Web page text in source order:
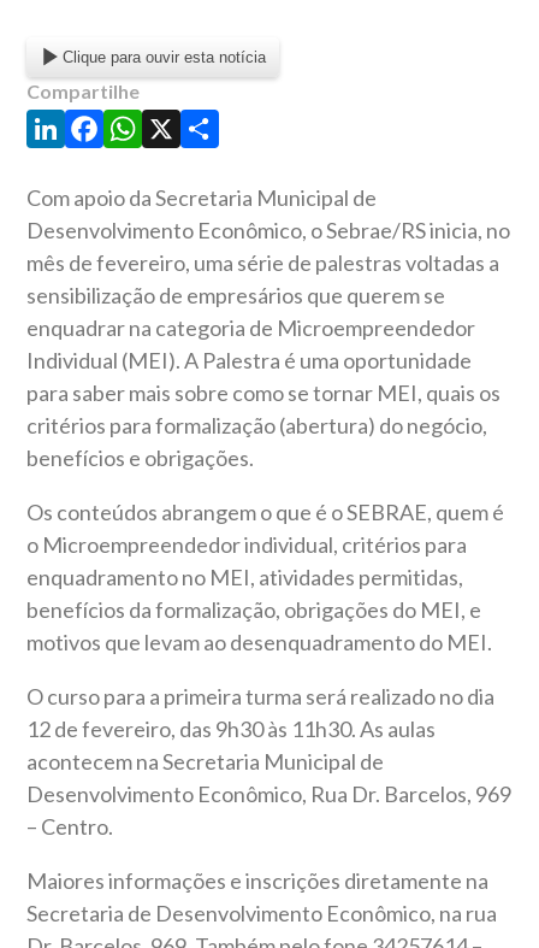
Clique para ouvir esta notícia
Compartilhe
LinkedIn
Facebook
WhatsApp
X Share
Com apoio da Secretaria Municipal de
Desenvolvimento Econômico, o Sebrae/RS inicia, no
mês de fevereiro, uma série de palestras voltadas a
sensibilização de empresários que querem se
enquadrar na categoria de Microempreendedor
Individual (MEI). A Palestra é uma oportunidade
para saber mais sobre como se tornar MEI, quais os
critérios para formalização (abertura) do negócio,
benefícios e obrigações.
Os conteúdos abrangem o que é o SEBRAE, quem é
o Microempreendedor individual, critérios para
enquadramento no MEI, atividades permitidas,
benefícios da formalização, obrigações do MEI, e
motivos que levam ao desenquadramento do MEI.
O curso para a primeira turma será realizado no dia
12 de fevereiro, das 9h30 às 11h30. As aulas
acontecem na Secretaria Municipal de
Desenvolvimento Econômico, Rua Dr. Barcelos, 969
– Centro.
Maiores informações e inscrições diretamente na
Secretaria de Desenvolvimento Econômico, na rua